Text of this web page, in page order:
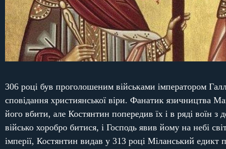
306 році був проголошеним військами імператором
сповідання християнської віри. Фанатик язичництва
його вбити, але Костянтин попередив їх і в ряді воїн
військо хоробро битися, і Господь явив йому на небі
імперії, Костянтин видав у 313 році Міланський